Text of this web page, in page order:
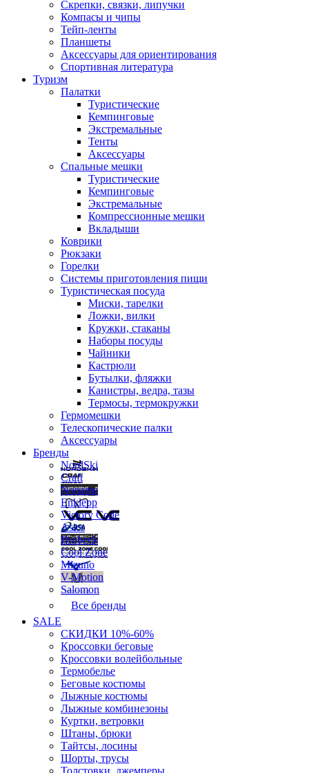
Скрепки, связки, липучки
Компасы и чипы
Тейп-ленты
Планшеты
Аксессуары для ориентирования
Спортивная литература
Туризм
Палатки
Туристические
Кемпинговые
Экстремальные
Тенты
Аксессуары
Спальные мешки
Туристические
Кемпинговые
Экстремальные
Компрессионные мешки
Вкладыши
Коврики
Рюкзаки
Горелки
Системы приготовления пищи
Туристическая посуда
Миски, тарелки
Ложки, вилки
Кружки, стаканы
Наборы посуды
Чайники
Кастрюли
Бутылки, фляжки
Канистры, ведра, тазы
Термосы, термокружки
Гермомешки
Телескопические палки
Аксессуары
Бренды
NordSki
Craft
Noname
Enklepp
Victory Code
Asics
Brubeck
Cool Zone
Mizuno
V-Motion
Salomon
Все бренды
SALE
СКИДКИ 10%-60%
Кроссовки беговые
Кроссовки волейбольные
Термобелье
Беговые костюмы
Лыжные костюмы
Лыжные комбинезоны
Куртки, ветровки
Штаны, брюки
Тайтсы, лосины
Шорты, трусы
Толстовки, джемперы